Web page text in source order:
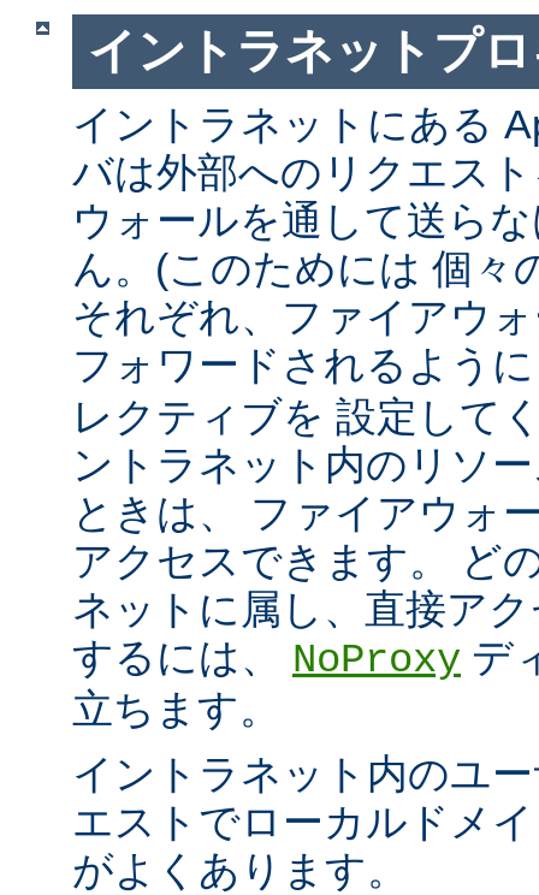
イントラネットプ
イントラネットにある
バは外部へのリクエス
ウォールを通して送ら
ん。(このためには 個々
それぞれ、ファイアウ
フォワードされるよう
レクティブを 設定して
ントラネット内のリソ
ときは、 ファイアウォ
アクセスできます。 ど
ネットに属し、直接ア
するには、 NoProxy デ
立ちます。
イントラネット内のユ
エストでローカルドメ
がよくあります。